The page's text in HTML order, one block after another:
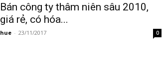
Bán công ty thâm niên sâu 2010,
giá rẻ, có hóa...
hue - 23/11/2017 0